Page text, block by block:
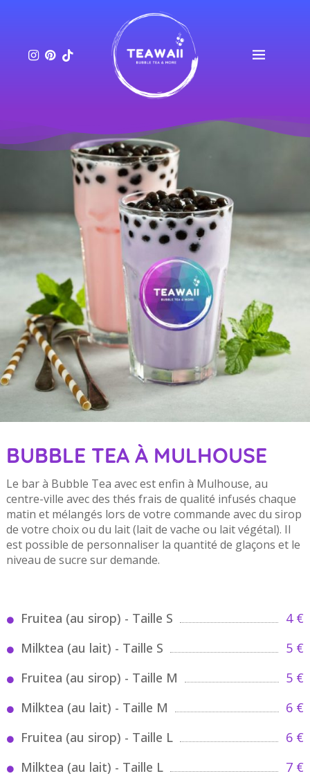
BUBBLE TEA À MULHOUSE
Le bar à Bubble Tea avec est enfin à Mulhouse, au
centre-ville avec des thés frais de qualité infusés chaque
matin et mélangés lors de votre commande avec du sirop
de votre choix ou du lait (lait de vache ou lait végétal). Il
est possible de personnaliser la quantité de glaçons et le
niveau de sucre sur demande.
Fruitea (au sirop) - Taille S
4 €
Milktea (au lait) - Taille S
5 €
Fruitea (au sirop) - Taille M
5 €
Milktea (au lait) - Taille M
6 €
Fruitea (au sirop) - Taille L
6 €
Milktea (au lait) - Taille L
7 €